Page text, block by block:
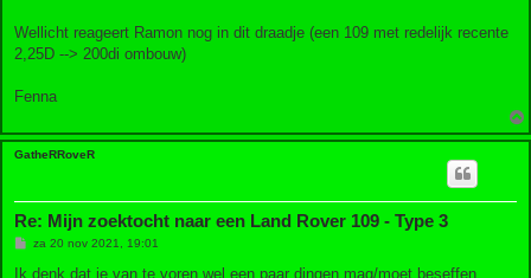
Wellicht reageert Ramon nog in dit draadje (een 109 met redelijk recente
2,25D --> 200di ombouw)
Fenna
GatheRRoveR
Re: Mijn zoektocht naar een Land Rover 109 - Type 3
Bza 20 nov 2021, 19:01
Ik denk dat je van te voren wel een paar dingen mag/moet beseffen.